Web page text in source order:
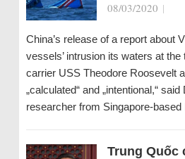
08/03/2020 |
China’s release of a report about
vessels’ intrusion its waters at
carrier USS Theodore Roosevelt
„calculated“ and „intentional,“
researcher from Singapore-
Trung Quốc